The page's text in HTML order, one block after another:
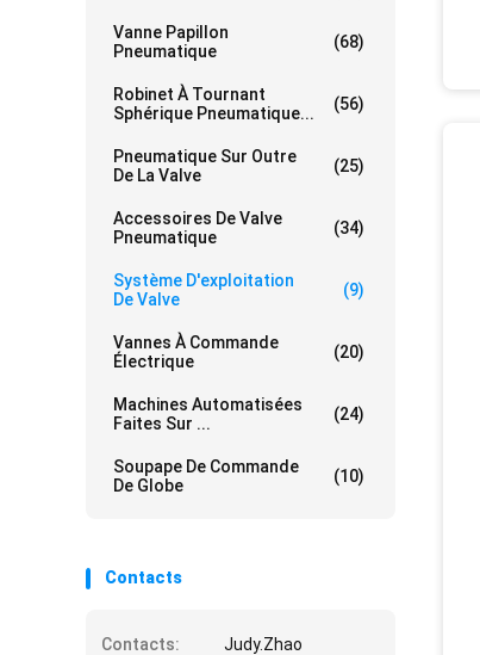
Vanne Papillon
Pneumatique
(68)
Robinet À Tournant
Sphérique Pneumatique...
(56)
Pneumatique Sur Outre
De La Valve
(25)
Accessoires De Valve
Pneumatique
(34)
Système D'exploitation
De Valve
(9)
Vannes À Commande
Électrique
(20)
Machines Automatisées
Faites Sur ...
(24)
Soupape De Commande
De Globe
(10)
Contacts
Contacts:
Judy.Zhao